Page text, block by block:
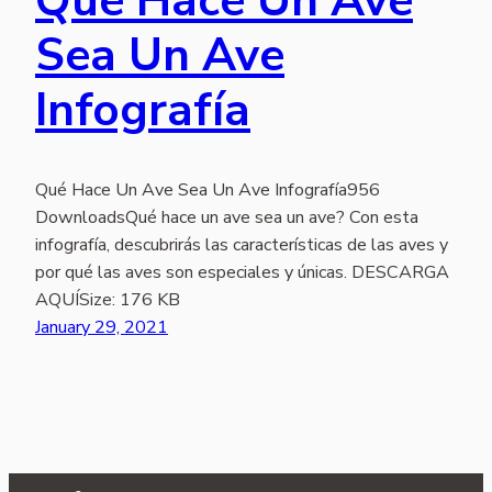
Sea Un Ave
Infografía
Qué Hace Un Ave Sea Un Ave Infografía956
DownloadsQué hace un ave sea un ave? Con esta
infografía, descubrirás las características de las aves y
por qué las aves son especiales y únicas. DESCARGA
AQUÍSize: 176 KB
January 29, 2021